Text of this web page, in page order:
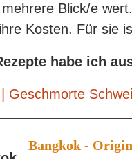
Blick/e
Kosten. Für sie
habe ich
Geschmorte
Bangkok -